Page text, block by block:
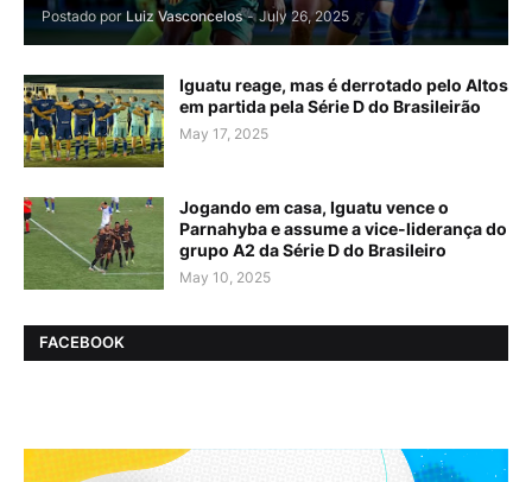
Postado por Luiz Vasconcelos - July 26, 2025
Iguatu reage, mas é derrotado pelo Altos
em partida pela Série D do Brasileirão
May 17, 2025
Jogando em casa, Iguatu vence o
Parnahyba e assume a vice-liderança do
grupo A2 da Série D do Brasileiro
May 10, 2025
FACEBOOK